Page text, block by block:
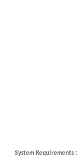
System Requirements :